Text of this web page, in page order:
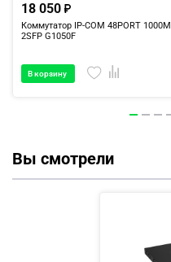
18 050
Коммутатор IP-COM 48PORT 1000M
2SFP G1050F
В корзину
Вы смотрели